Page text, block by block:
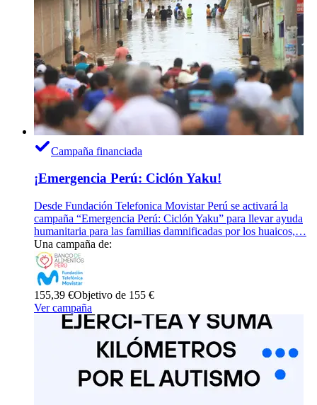
Campaña financiada
¡Emergencia Perú: Ciclón Yaku!
Desde Fundación Telefonica Movistar Perú se activará la
campaña “Emergencia Perú: Ciclón Yaku” para llevar ayuda
humanitaria para las familias damnificadas por los huaicos,…
Una campaña de:
155,39 €Objetivo de 155 €
Ver campaña